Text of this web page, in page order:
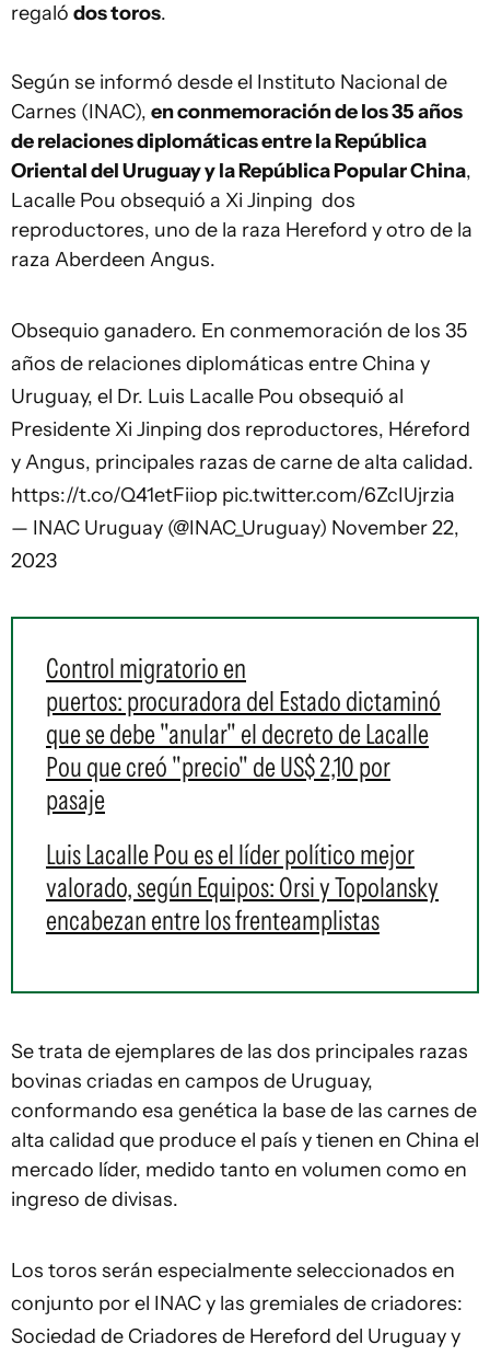
regaló dos toros.
Según se informó desde el Instituto Nacional de
Carnes (INAC), en conmemoración de los 35 años
de relaciones diplomáticas entre la República
Oriental del Uruguay y la República Popular China,
Lacalle Pou obsequió a Xi Jinping dos
reproductores, uno de la raza Hereford y otro de la
raza Aberdeen Angus.
Obsequio ganadero. En conmemoración de los 35
años de relaciones diplomáticas entre China y
Uruguay, el Dr. Luis Lacalle Pou obsequió al
Presidente Xi Jinping dos reproductores, Héreford
y Angus, principales razas de carne de alta calidad.
https://t.co/Q41etFiiop pic.twitter.com/6ZcIUjrzia
— INAC Uruguay (@INAC_Uruguay) November 22,
2023
Control migratorio en
puertos: procuradora del Estado dictaminó
que se debe "anular" el decreto de Lacalle
Pou que creó "precio" de US$ 2,10 por
pasaje
Luis Lacalle Pou es el líder político mejor
valorado, según Equipos: Orsi y Topolansky
encabezan entre los frenteamplistas
Se trata de ejemplares de las dos principales razas
bovinas criadas en campos de Uruguay,
conformando esa genética la base de las carnes de
alta calidad que produce el país y tienen en China el
mercado líder, medido tanto en volumen como en
ingreso de divisas.
Los toros serán especialmente seleccionados en
conjunto por el INAC y las gremiales de criadores:
Sociedad de Criadores de Hereford del Uruguay y